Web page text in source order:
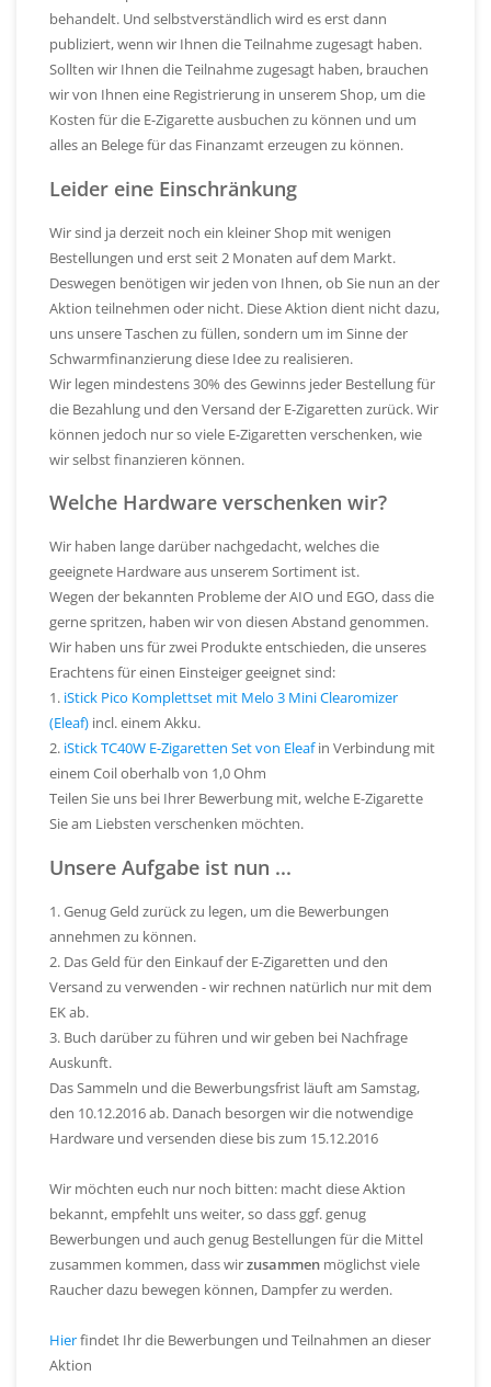
behandelt. Und selbstverständlich wird es erst dann
publiziert, wenn wir Ihnen die Teilnahme zugesagt haben.
Sollten wir Ihnen die Teilnahme zugesagt haben, brauchen
wir von Ihnen eine Registrierung in unserem Shop, um die
Kosten für die E-Zigarette ausbuchen zu können und um
alles an Belege für das Finanzamt erzeugen zu können.
Leider eine Einschränkung
Wir sind ja derzeit noch ein kleiner Shop mit wenigen
Bestellungen und erst seit 2 Monaten auf dem Markt.
Deswegen benötigen wir jeden von Ihnen, ob Sie nun an der
Aktion teilnehmen oder nicht. Diese Aktion dient nicht dazu,
uns unsere Taschen zu füllen, sondern um im Sinne der
Schwarmfinanzierung diese Idee zu realisieren.
Wir legen mindestens 30% des Gewinns jeder Bestellung für
die Bezahlung und den Versand der E-Zigaretten zurück. Wir
können jedoch nur so viele E-Zigaretten verschenken, wie
wir selbst finanzieren können.
Welche Hardware verschenken wir?
Wir haben lange darüber nachgedacht, welches die
geeignete Hardware aus unserem Sortiment ist.
Wegen der bekannten Probleme der AIO und EGO, dass die
gerne spritzen, haben wir von diesen Abstand genommen.
Wir haben uns für zwei Produkte entschieden, die unseres
Erachtens für einen Einsteiger geeignet sind:
1. iStick Pico Komplettset mit Melo 3 Mini Clearomizer
(Eleaf) incl. einem Akku.
2. iStick TC40W E-Zigaretten Set von Eleafin Verbindung mit
einem Coil oberhalb von 1,0 Ohm
Teilen Sie uns bei Ihrer Bewerbung mit, welche E-Zigarette
Sie am Liebsten verschenken möchten.
Unsere Aufgabe ist nun ...
1. Genug Geld zurück zu legen, um die Bewerbungen
annehmen zu können.
2. Das Geld für den Einkauf der E-Zigaretten und den
Versand zu verwenden - wir rechnen natürlich nur mit dem
EK ab.
3. Buch darüber zu führen und wir geben bei Nachfrage
Auskunft.
Das Sammeln und die Bewerbungsfrist läuft am Samstag,
den 10.12.2016 ab. Danach besorgen wir die notwendige
Hardware und versenden diese bis zum 15.12.2016
Wir möchten euch nur noch bitten: macht diese Aktion
bekannt, empfehlt uns weiter, so dass ggf. genug
Bewerbungen und auch genug Bestellungen für die Mittel
zusammen kommen, dass wirzusammen möglichst viele
Raucher dazu bewegen können, Dampfer zu werden.
Hierfindet Ihr die Bewerbungen und Teilnahmen an dieser
Aktion